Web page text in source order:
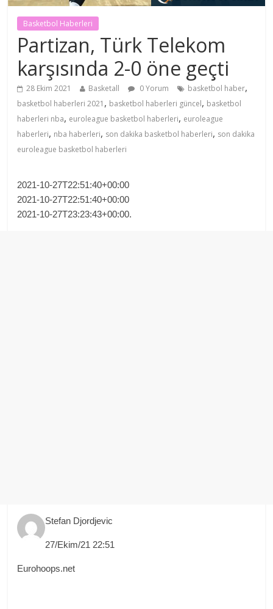
Basketbol Haberleri
Partizan, Türk Telekom
karşısında 2-0 öne geçti
28 Ekim 2021 Basketall 0 Yorum basketbol haber,
basketbol haberleri 2021 , basketbol haberleri güncel, basketbol
haberleri nba, euroleague basketbol haberleri, euroleague
haberleri, nba haberleri, son dakika basketbol haberleri, son dakika
euroleague basketbol haberleri
2021-10-27T22:51:40+00:00
2021-10-27T22:51:40+00:00
2021-10-27T23:23:43+00:00.
Stefan Djordjevic
27/Ekim/21 22:51
Eurohoops.net